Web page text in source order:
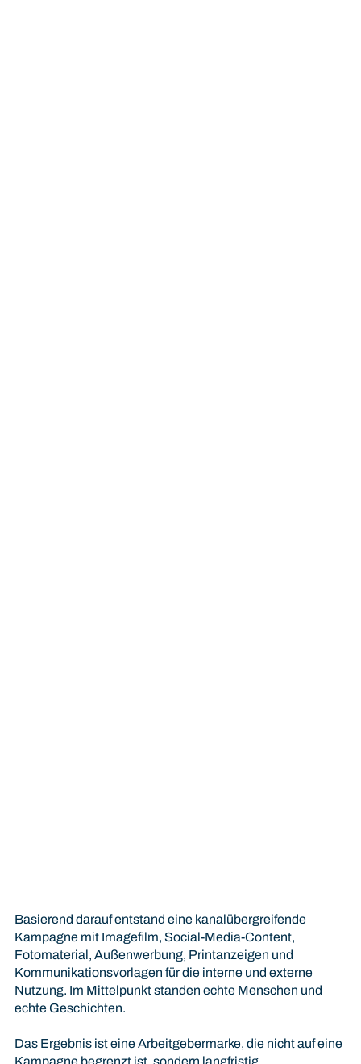
Basierend darauf entstand eine kanalübergreifende
Kampagne mit Imagefilm, Social-Media-Content,
Fotomaterial, Außenwerbung, Printanzeigen und
Kommunikationsvorlagen für die interne und externe
Nutzung. Im Mittelpunkt standen echte Menschen und
echte Geschichten.
Das Ergebnis ist eine Arbeitgebermarke, die nicht auf eine